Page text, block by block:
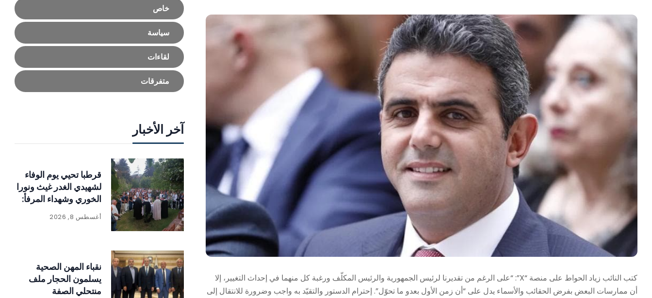
كتب النائب زياد الحواط على منصة “X”: “على الرغم من تقديرنا لرئيس الجمهورية والرئيس المكلّف ورغبة كل منهما في إحداث التغيير، إلا
أن ممارسات البعض بفرض الحقائب والأسماء يدل على “أن زمن الأول بعدو ما تحوّل”. إحترام الدستور والتقيّد به واجب وضرورة للانتقال إلى
خاص
سياسة
لقاءات
متفرقات
آخر الأخبار
قرطبا تحيي يوم الوفاء
لشهيدي الغدر غيث ونورا
الخوري وشهداء المرفأ:
«الحقيقة لا تموت
والعدالة لا بد أن تتحقق
أغسطس 8, 2026
نقباء المهن الصحية
يسلمون الحجار ملف
منتحلي الصفة